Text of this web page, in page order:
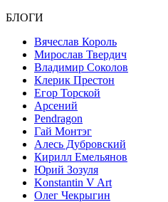
БЛОГИ
Вячеслав Король
Мирослав Твердич
Владимир Соколов
Клерик Престон
Егор Topской
Арсений
Pendragon
Гай Монтэг
Алесь Дубровский
Кирилл Емельянов
Юрий Зозуля
Konstantin V Art
Олег Чекрыгин